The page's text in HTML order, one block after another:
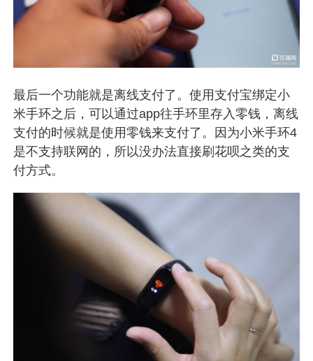
最后一个功能就是离线支付了。使用支付宝绑定小
米手环之后，可以通过app往手环里存入零钱，离线
支付的时候就是使用零钱来支付了。因为小米手环4
是不支持联网的，所以没办法直接刷花呗之类的支
付方式。